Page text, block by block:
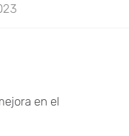
en el